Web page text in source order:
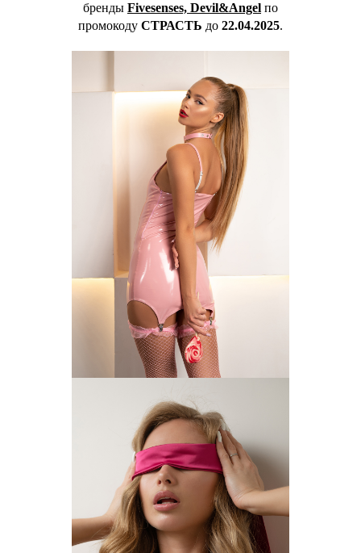
бренды Fivesenses, Devil&Angel по
промокоду СТРАСТЬ до 22.04.2025.